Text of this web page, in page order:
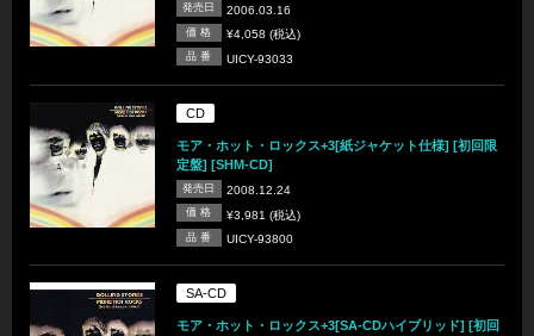
発売日 2006.03.16
価 格 ¥4,058 (税込)
品 番 UICY-93033
CD
モア・ホット・ロックス+3[紙ジャケット仕様] [初回限
定盤] [SHM-CD]
発売日 2008.12.24
価 格 ¥3,981 (税込)
品 番 UICY-93800
SA-CD
モア・ホット・ロックス+3[SA-CDハイブリッド] [初回